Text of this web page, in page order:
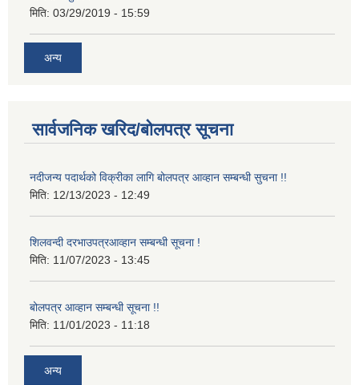
मिति: 03/29/2019 - 15:59
अन्य
सार्वजनिक खरिद/बोलपत्र सूचना
नदीजन्य पदार्थको विक्रीका लागि बोलपत्र आव्हान सम्बन्धी सुचना !!
मिति: 12/13/2023 - 12:49
शिलवन्दी दरभाउपत्रआव्हान सम्बन्धी सूचना !
मिति: 11/07/2023 - 13:45
बोलपत्र आव्हान सम्बन्धी सूचना !!
मिति: 11/01/2023 - 11:18
अन्य